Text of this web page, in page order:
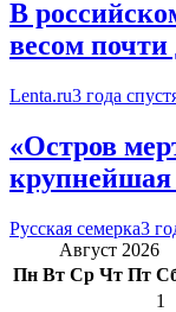
В
весом
Lenta.ru3 года
«Остров
крупнейшая
Русская семерка3
Август 2026
Пн Вт Ср Чт Пт
1